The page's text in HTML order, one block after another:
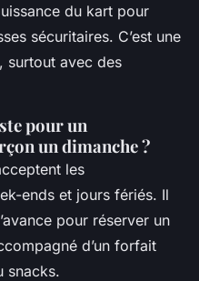
du kart pour
sécuritaires. C’est une
surtout avec des
pour un
un dimanche ?
les
ends et jours fériés. Il
pour réserver un
d’un forfait
snacks.